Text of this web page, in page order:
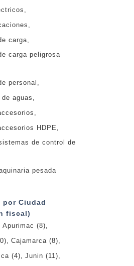
carga
carga peligrosa
personal
aguas
HDPE
de control de
pesada
por Ciudad
fiscal)
Apurimac (8)
Cajamarca (8)
Ica (4) Junin (11)